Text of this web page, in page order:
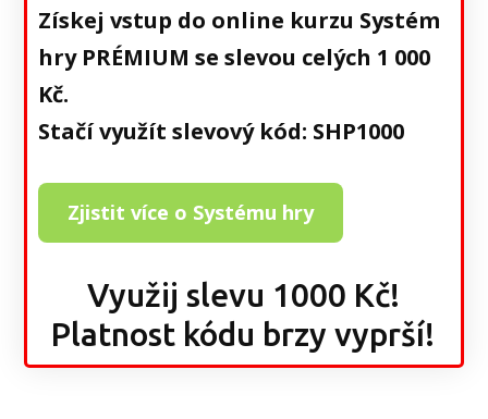
Získej vstup do online kurzu Systém
hry PRÉMIUM se slevou celých 1 000
Kč.
Stačí využít slevový kód: SHP1000
Zjistit více o Systému hry
Využij slevu 1000 Kč!
Platnost kódu brzy vyprší!